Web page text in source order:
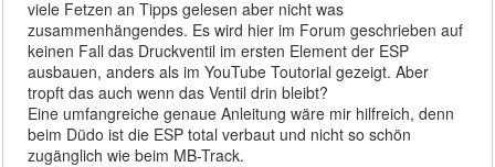
viele Fetzen an Tipps gelesen aber nicht was
zusammenhängendes. Es wird hier im Forum geschrieben auf
keinen Fall das Druckventil im ersten Element der ESP
ausbauen, anders als im YouTube Toutorial gezeigt. Aber
tropft das auch wenn das Ventil drin bleibt?
Eine umfangreiche genaue Anleitung wäre mir hilfreich, denn
beim Düdo ist die ESP total verbaut und nicht so schön
zugänglich wie beim MB-Track.